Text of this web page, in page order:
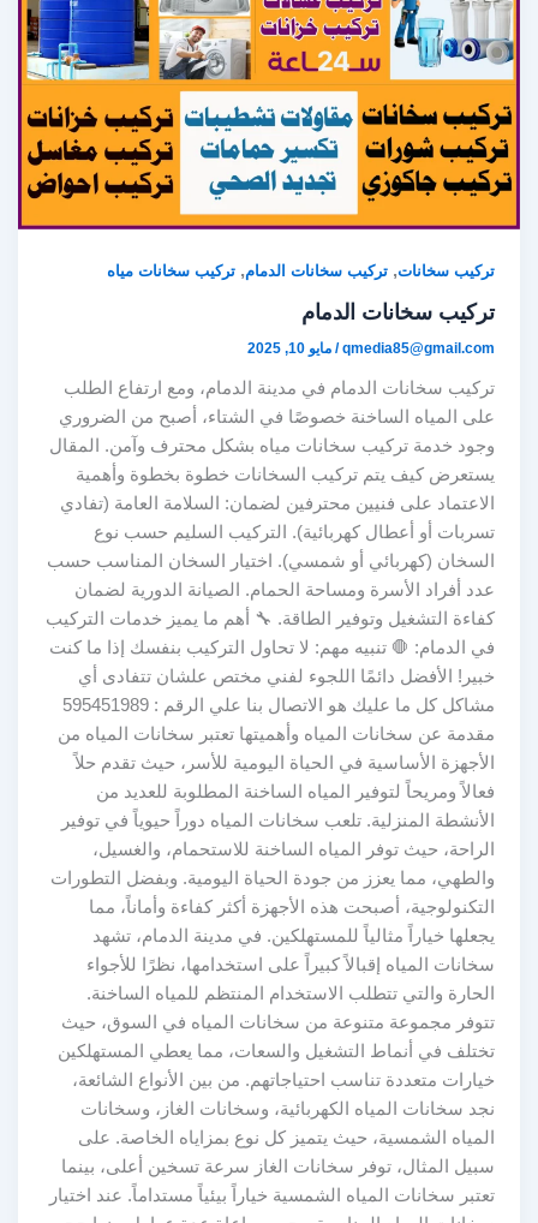
تركيب سخانات,تركيب سخانات الدمام,تركيب سخانات مياه
تركيب سخانات الدمام
qmedia85@gmail.com
/مايو 10, 2025
تركيب سخانات الدمام في مدينة الدمام، ومع ارتفاع الطلب
على المياه الساخنة خصوصًا في الشتاء، أصبح من الضروري
وجود خدمة تركيب سخانات مياه بشكل محترف وآمن. المقال
يستعرض كيف يتم تركيب السخانات خطوة بخطوة وأهمية
الاعتماد على فنيين محترفين لضمان: السلامة العامة (تفادي
تسربات أو أعطال كهربائية). التركيب السليم حسب نوع
السخان (كهربائي أو شمسي). اختيار السخان المناسب حسب
عدد أفراد الأسرة ومساحة الحمام. الصيانة الدورية لضمان
كفاءة التشغيل وتوفير الطاقة. 🔧 أهم ما يميز خدمات التركيب
في الدمام: 🛑 تنبيه مهم: لا تحاول التركيب بنفسك إذا ما كنت
خبير! الأفضل دائمًا اللجوء لفني مختص علشان تتفادى أي
مشاكل كل ما عليك هو الاتصال بنا علي الرقم : 595451989
مقدمة عن سخانات المياه وأهميتها تعتبر سخانات المياه من
الأجهزة الأساسية في الحياة اليومية للأسر، حيث تقدم حلاً
فعالاً ومريحاً لتوفير المياه الساخنة المطلوبة للعديد من
الأنشطة المنزلية. تلعب سخانات المياه دوراً حيوياً في توفير
الراحة، حيث توفر المياه الساخنة للاستحمام، والغسيل،
والطهي، مما يعزز من جودة الحياة اليومية. وبفضل التطورات
التكنولوجية، أصبحت هذه الأجهزة أكثر كفاءة وأماناً، مما
يجعلها خياراً مثالياً للمستهلكين. في مدينة الدمام، تشهد
سخانات المياه إقبالاً كبيراً على استخدامها، نظرًا للأجواء
الحارة والتي تتطلب الاستخدام المنتظم للمياه الساخنة.
تتوفر مجموعة متنوعة من سخانات المياه في السوق، حيث
تختلف في أنماط التشغيل والسعات، مما يعطي المستهلكين
خيارات متعددة تناسب احتياجاتهم. من بين الأنواع الشائعة،
نجد سخانات المياه الكهربائية، وسخانات الغاز، وسخانات
المياه الشمسية، حيث يتميز كل نوع بمزاياه الخاصة. على
سبيل المثال، توفر سخانات الغاز سرعة تسخين أعلى، بينما
تعتبر سخانات المياه الشمسية خياراً بيئياً مستداماً. عند اختيار